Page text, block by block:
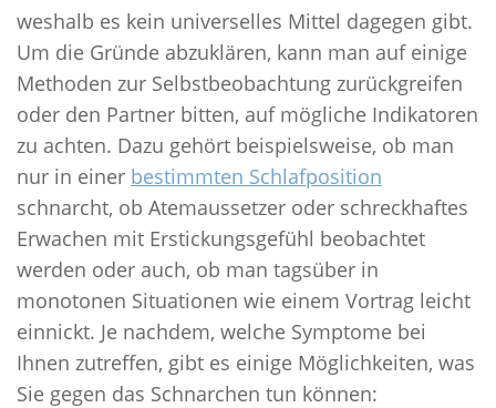
WAS IST GESUNDER SCHLAF?
DER SCHLAFZYKLUS UND SEINE PHASEN
11 SCHLAFTIPPS FÜR EINEN GESUNDEN SCHLAF
SELBSTHILFE
MEDIZINISCHES DIDGERIDOO
SCHLAFHYGIENE
GEZIELTES TRAINING
BLOG
weshalb es kein universelles Mittel dagegen gibt.
Um die Gründe abzuklären, kann man auf einige
Methoden zur Selbstbeobachtung zurückgreifen
oder den Partner bitten, auf mögliche Indikatoren
zu achten. Dazu gehört beispielsweise, ob man
nur in einer bestimmten Schlafposition
schnarcht, ob Atemaussetzer oder schreckhaftes
Erwachen mit Erstickungsgefühl beobachtet
werden oder auch, ob man tagsüber in
monotonen Situationen wie einem Vortrag leicht
einnickt. Je nachdem, welche Symptome bei
Ihnen zutreffen, gibt es einige Möglichkeiten, was
Sie gegen das Schnarchen tun können: